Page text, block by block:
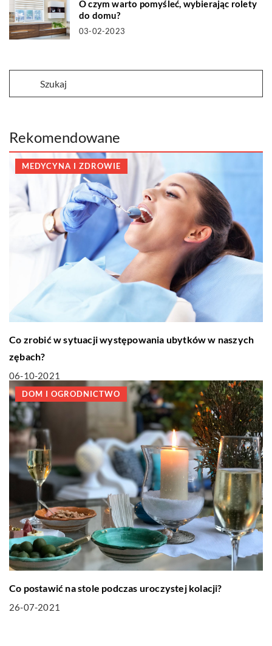
O czym warto pomyśleć, wybierając rolety
do domu?
03-02-2023
Rekomendowane
MEDYCYNA I ZDROWIE
Co zrobić w sytuacji występowania ubytków w naszych
zębach?
06-10-2021
DOM I OGRODNICTWO
Co postawić na stole podczas uroczystej kolacji?
26-07-2021